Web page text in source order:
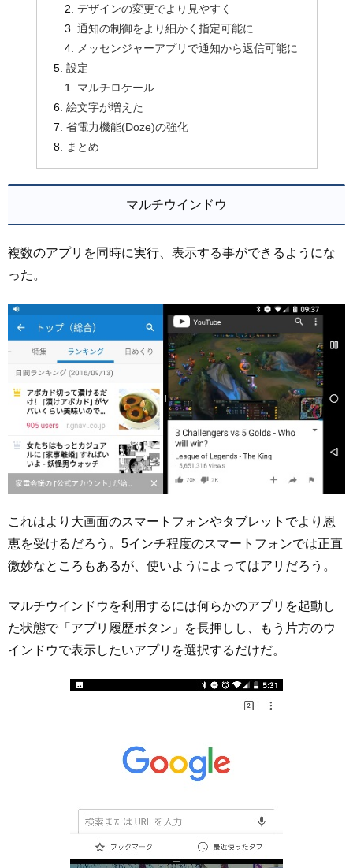
デザインの変更でより見やすく
通知の制御をより細かく指定可能に
メッセンジャーアプリで通知から返信可能に
設定
マルチロケール
絵文字が増えた
省電力機能(Doze)の強化
まとめ
マルチウインドウ
複数のアプリを同時に実行、表示する事ができるようにな
った。
これはより大画面のスマートフォンやタブレットでより恩
恵を受けるだろう。5インチ程度のスマートフォンでは正直
微妙なところもあるが、使いようによってはアリだろう。
マルチウインドウを利用するには何らかのアプリを起動し
た状態で「アプリ履歴ボタン」を長押しし、もう片方のウ
インドウで表示したいアプリを選択するだけだ。